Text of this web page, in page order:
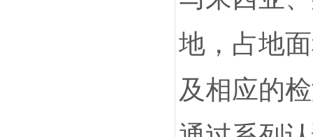
地，占地
及相应的